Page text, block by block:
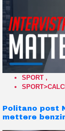
SPORT ,
Politano post
mettere